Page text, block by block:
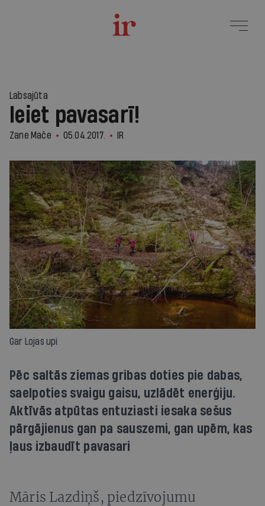
Labsajūta
Ieiet pavasarī!
Zane Mače 05.04.2017. IR
Gar Lojas upi
Pēc saltās ziemas gribas doties pie dabas,
saelpoties svaigu gaisu, uzlādēt enerģiju.
Aktīvās atpūtas entuziasti iesaka sešus
pārgājienus gan pa sauszemi, gan upēm, kas
ļaus izbaudīt pavasari
Māris Lazdiņš, piedzīvojumu